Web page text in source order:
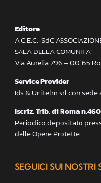
Editore
A.C.E.C.-SdC
SALA DELLA COMUNITA’
Via Aurelia 796 – 00165
Service Provider
Ids & Unitelm srl con sede
Iscriz. Trib. di Roma
Periodico depositato
delle Opere Protette
SEGUICI SUI NOSTRI